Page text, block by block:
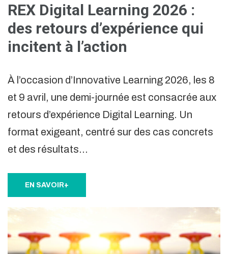
REX Digital Learning 2026 :
des retours d’expérience qui
incitent à l’action
À l’occasion d’Innovative Learning 2026, les 8
et 9 avril, une demi-journée est consacrée aux
retours d’expérience Digital Learning. Un
format exigeant, centré sur des cas concrets
et des résultats…
EN SAVOIR+